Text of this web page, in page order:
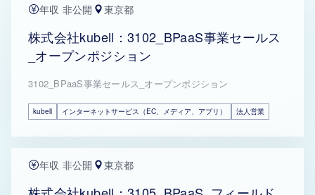
年収 非公開 東京都
株式会社kubell：3102_BPaaS事業セールス
_オープンポジション
3102_BPaaS事業セールス_オープンポジション
kubell インターネットサービス（EC、メディア、アプリ） 法人営業
年収 非公開 東京都